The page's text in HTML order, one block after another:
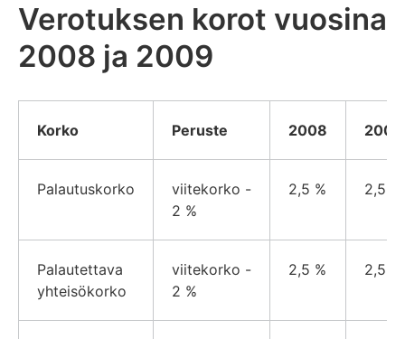
Verotuksen korot vuosina
2008 ja 2009
Korko Peruste 2008 2009
Palautuskorko
viitekorko -
2 %
2,5 % 2,5 %
Palautettava
yhteisökorko
viitekorko -
2 %
2,5 % 2,5 %